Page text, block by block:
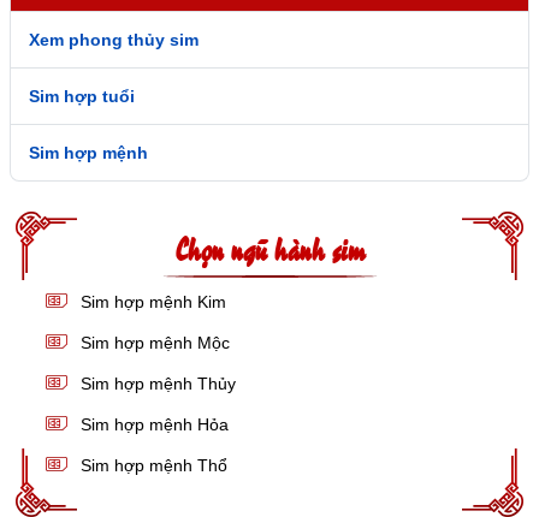
Xem phong thủy sim
Sim hợp tuổi
Sim hợp mệnh
Chọn ngũ hành sim
Sim hợp mệnh Kim
Sim hợp mệnh Mộc
Sim hợp mệnh Thủy
Sim hợp mệnh Hỏa
Sim hợp mệnh Thổ